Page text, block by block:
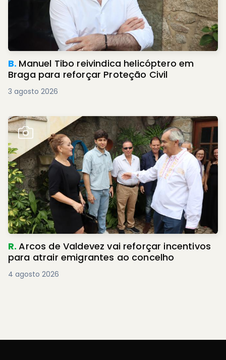
B. Manuel Tibo reivindica helicóptero em
Braga para reforçar Proteção Civil
3 agosto 2026
R.Arcos de Valdevez vai reforçar incentivos
para atrair emigrantes ao concelho
4 agosto 2026